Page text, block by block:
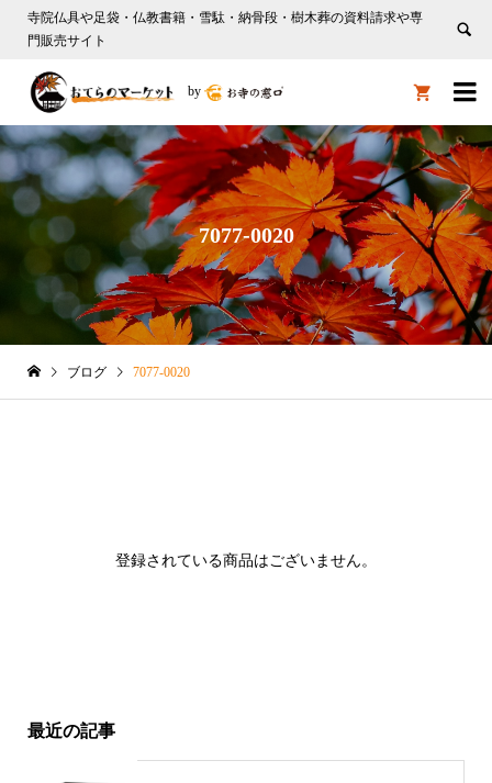
寺院仏具や足袋・仏教書籍・雪駄・納骨段・樹木葬の資料請求や専
門販売サイト

by 
7077-0020
ブログ 7077-0020
登録されている商品はございません。
最近の記事